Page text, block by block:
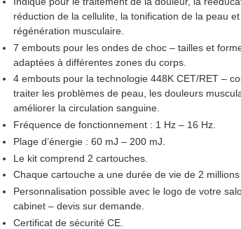
réduction de la cellulite, la tonification de la peau et
régénération musculaire.
7 embouts pour les ondes de choc – tailles et
adaptées à différentes zones du corps.
4 embouts pour la technologie 448K CET/RET –
traiter les problèmes de peau, les douleurs
améliorer la circulation sanguine.
Fréquence de fonctionnement : 1 Hz – 16 Hz.
Plage d’énergie : 60 mJ – 200 mJ.
Le kit comprend 2 cartouches.
Chaque cartouche a une durée de vie de 2 millions
Personnalisation possible avec le logo de votre
cabinet – devis sur demande.
Certificat de sécurité CE.